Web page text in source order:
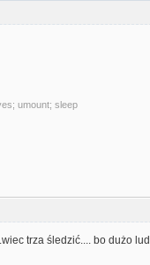
umount; sleep
trza śledzić.... bo dużo